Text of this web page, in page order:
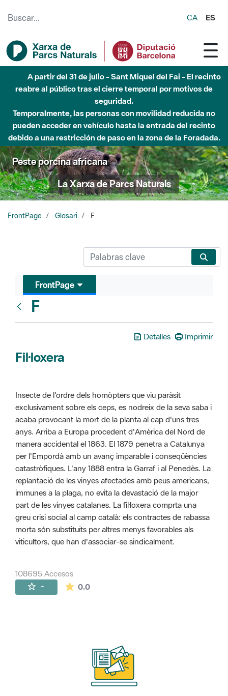
CA ES
A partir del 31 de julio - Sant Miquel del Fai - El recinto
reabre al público tras el cierre temporal por motivos de
seguridad.
Temporalmente, las personas con movilidad reducida no
pueden acceder en vehículo hasta la entrada del recinto
debido a una restricción de paso en la zona de la Foradada.
Peste porcina africana
La Xarxa de Parcs Naturals
FrontPage Glosari F
FrontPage
F
Detalles Imprimir
Fil·loxera
Insecte de l'ordre dels homòpters que viu paràsit
exclusivament sobre els ceps, es nodreix de la seva saba i
acaba provocant la mort de la planta al cap d'uns tres
anys. Arriba a Europa procedent d'Amèrica del Nord de
manera accidental el 1863. El 1879 penetra a Catalunya
per l'Empordà amb un avanç imparable i conseqüències
catastròfiques. L'any 1888 entra la Garraf i al Penedès. La
replantació de les vinyes afectades amb peus americans,
immunes a la plaga, no evita la devastació de la major
part de les vinyes catalanes. La fil·loxera comprta una
greu crisi social al camp català: els contractes de rabassa
morta són substituïts per altres menys favorables als
viticultors, que han d'associar-se sindicalment.
108695 Accesos
- 0.0La valoración media es de 0 estrellas de